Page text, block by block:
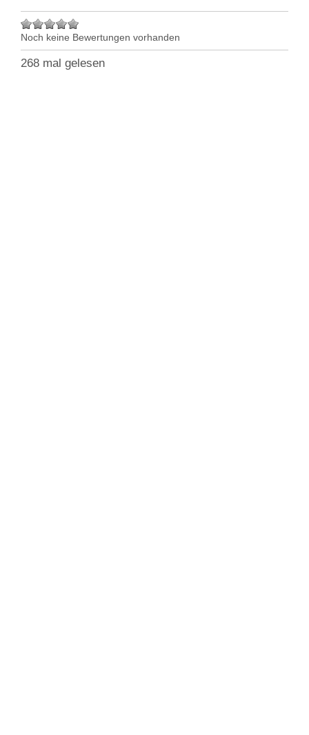
Noch keine Bewertungen vorhanden
268 mal gelesen